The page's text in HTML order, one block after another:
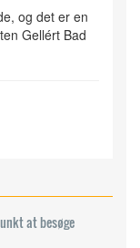
og det er en
Gellért Bad
at besøge